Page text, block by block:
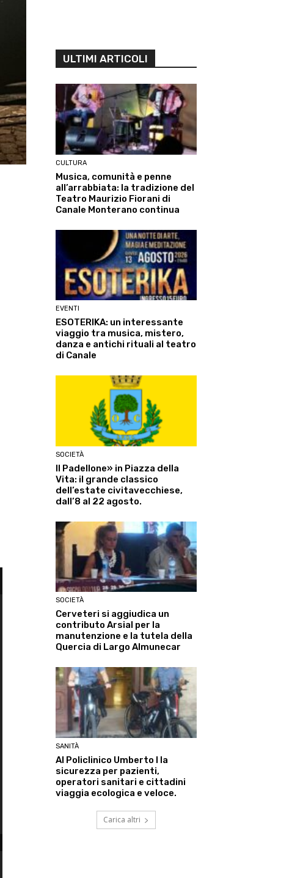
ULTIMI ARTICOLI
CULTURA
Musica, comunità e penne
all’arrabbiata: la tradizione del
Teatro Maurizio Fiorani di
Canale Monterano continua
EVENTI
ESOTERIKA: un interessante
viaggio tra musica, mistero,
danza e antichi rituali al teatro
di Canale
SOCIETÀ
Il Padellone» in Piazza della
Vita: il grande classico
dell’estate civitavecchiese,
dall’8 al 22 agosto.
SOCIETÀ
Cerveteri si aggiudica un
contributo Arsial per la
manutenzione e la tutela della
Quercia di Largo Almunecar
SANITÀ
Al Policlinico Umberto I la
sicurezza per pazienti,
operatori sanitari e cittadini
viaggia ecologica e veloce.
Carica altri